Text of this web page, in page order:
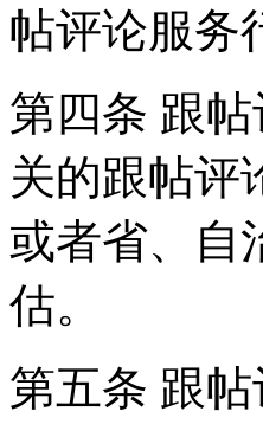
帖评论服务
第四条 跟
关的跟帖评
或者省、自
估。
第五条 跟